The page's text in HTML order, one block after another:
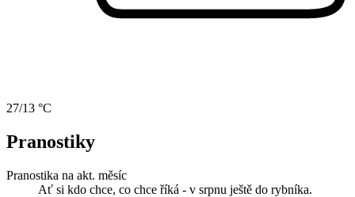
27/13 °C
Pranostiky
Pranostika na akt. měsíc
Ať si kdo chce, co chce říká - v srpnu ještě do rybníka.